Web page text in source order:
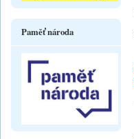
Paměť národa